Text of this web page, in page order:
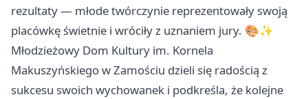
rezultaty — młode twórczynie reprezentowały swoją
placówkę świetnie i wróciły z uznaniem jury. 🎨✨
Młodzieżowy Dom Kultury im. Kornela
Makuszyńskiego w Zamościu dzieli się radością z
sukcesu swoich wychowanek i podkreśla, że kolejne